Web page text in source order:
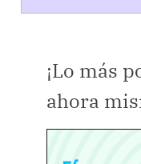
¡Lo más
ahora